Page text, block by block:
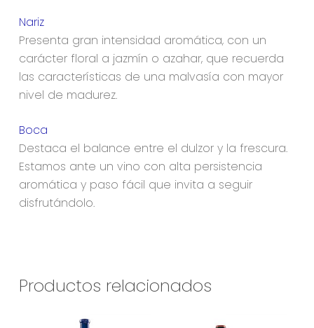
Nariz
Presenta gran intensidad aromática, con un
carácter floral a jazmín o azahar, que recuerda
las características de una malvasía con mayor
nivel de madurez.
Boca
Destaca el balance entre el dulzor y la frescura.
Estamos ante un vino con alta persistencia
aromática y paso fácil que invita a seguir
disfrutándolo.
Productos relacionados